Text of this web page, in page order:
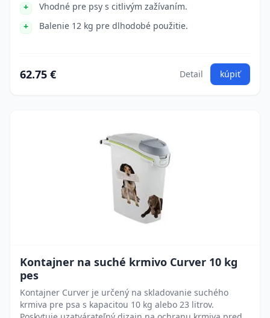
Vhodné pre psy s citlivým zažívaním.
Balenie 12 kg pre dlhodobé použitie.
62.75 € Detail kúpiť
Kontajner na suché krmivo Curver 10 kg
pes
Kontajner Curver je určený na skladovanie suchého
krmiva pre psa s kapacitou 10 kg alebo 23 litrov.